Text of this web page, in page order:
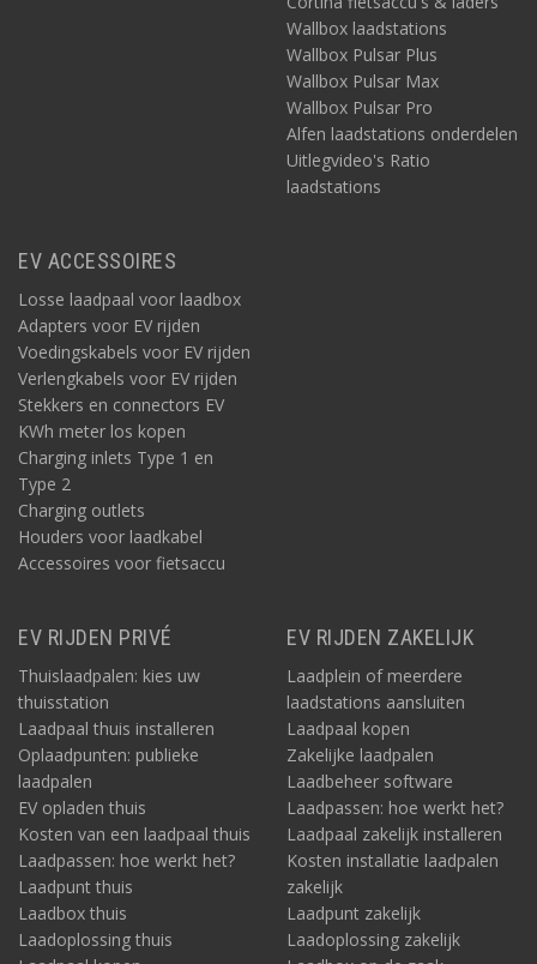
Wallbox laadstations
Wallbox Pulsar Plus
Wallbox Pulsar Max
Wallbox Pulsar Pro
Alfen laadstations onderdelen
Uitlegvideo's Ratio
laadstations
EV ACCESSOIRES
Losse laadpaal voor laadbox
Adapters voor EV rijden
Voedingskabels voor EV rijden
Verlengkabels voor EV rijden
Stekkers en connectors EV
KWh meter los kopen
Charging inlets Type 1 en
Type 2
Charging outlets
Houders voor laadkabel
Accessoires voor fietsaccu
EV RIJDEN PRIVÉ
Thuislaadpalen: kies uw
thuisstation
Laadpaal thuis installeren
Oplaadpunten: publieke
laadpalen
EV opladen thuis
Kosten van een laadpaal thuis
Laadpassen: hoe werkt het?
Laadpunt thuis
Laadbox thuis
Laadoplossing thuis
EV RIJDEN ZAKELIJK
Laadplein of meerdere
laadstations aansluiten
Laadpaal kopen
Zakelijke laadpalen
Laadbeheer software
Laadpassen: hoe werkt het?
Laadpaal zakelijk installeren
Kosten installatie laadpalen
zakelijk
Laadpunt zakelijk
Laadoplossing zakelijk